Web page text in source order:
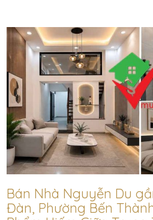
Bán Nhà Nguyễn Du
Đàn, Phường Bến